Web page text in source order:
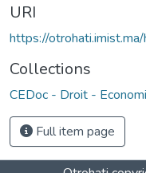
URI
https://
Collections
CEDoc - Droit -
Full item page